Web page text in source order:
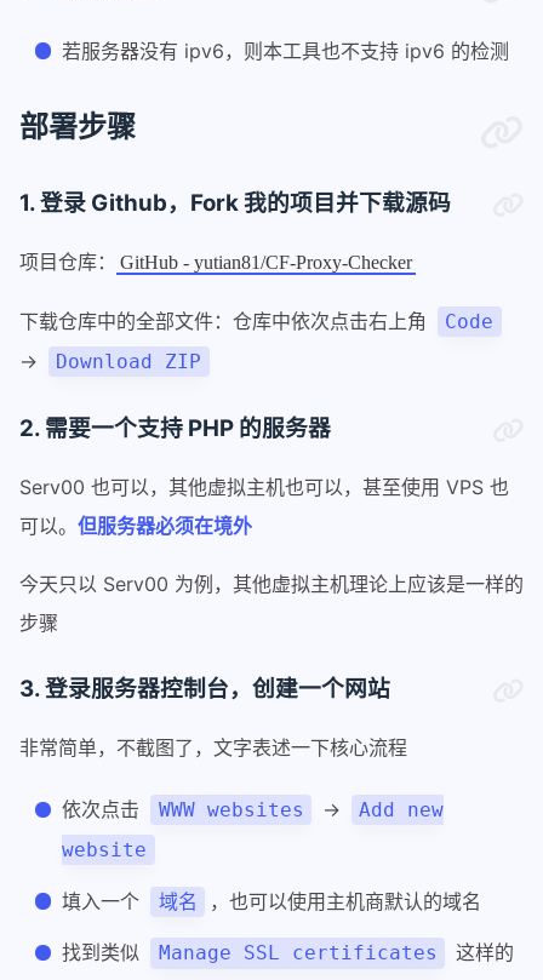
若服务器没有 ipv6，则本工具也不支持 ipv6 的检测
部署步骤
1. 登录 Github，Fork 我的项目并下载源码
项目仓库： GitHub - yutian81/CF-Proxy-Checker
下载仓库中的全部文件：仓库中依次点击右上角 Code
→ Download ZIP
2. 需要一个支持 PHP 的服务器
Serv00 也可以，其他虚拟主机也可以，甚至使用 VPS 也
可以。 但服务器必须在境外
今天只以 Serv00 为例，其他虚拟主机理论上应该是一样的
步骤
3. 登录服务器控制台，创建一个网站
非常简单，不截图了，文字表述一下核心流程
依次点击 WWW websites →
Add new
website
填入一个 域名 ，也可以使用主机商默认的域名
找到类似 Manage SSL certificates 这样的